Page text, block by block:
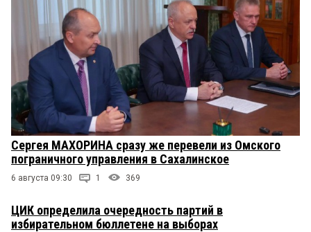
Сергея МАХОРИНА сразу же перевели из Омского
пограничного управления в Сахалинское
6 августа 09:30 1 369
ЦИК определила очередность партий в
избирательном бюллетене на выборах